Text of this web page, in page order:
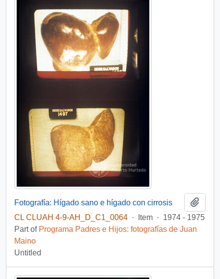
Fotografía: Hígado sano e hígado con cirrosis
CL CLUAH 4-9-AH_D_C1_0064 · Item · 1974 - 1975
Part of Programa Padres e Hijos: fotografías de Juan
Maino
Untitled